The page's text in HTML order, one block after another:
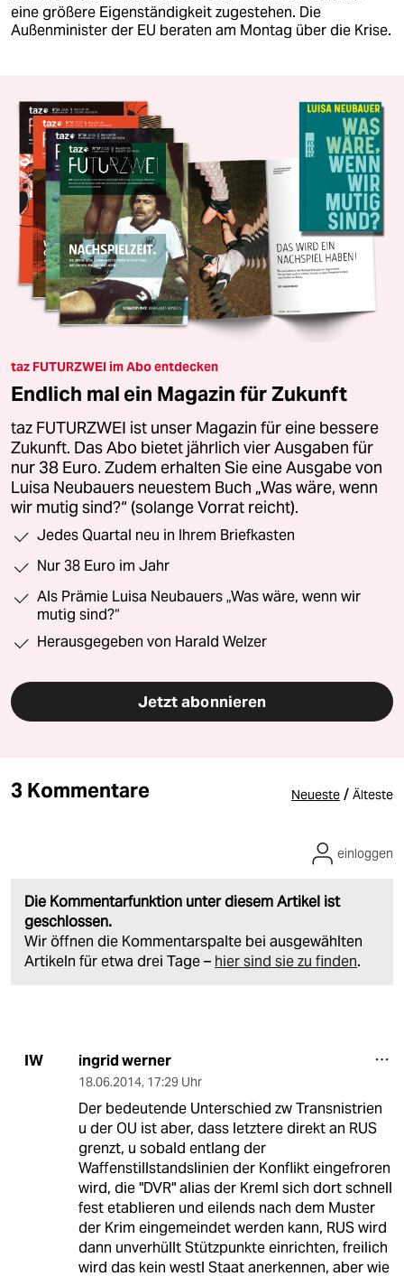
eine größere Eigenständigkeit zugestehen. Die
Außenminister der EU beraten am Montag über die Krise.
taz FUTURZWEI im Abo entdecken
Endlich mal ein Magazin für Zukunft
taz FUTURZWEI ist unser Magazin für eine bessere
Zukunft. Das Abo bietet jährlich vier Ausgaben für
nur 38 Euro. Zudem erhalten Sie eine Ausgabe von
Luisa Neubauers neuestem Buch „Was wäre, wenn
wir mutig sind?“ (solange Vorrat reicht).
Jedes Quartal neu in Ihrem Briefkasten
Nur 38 Euro im Jahr
Als Prämie Luisa Neubauers „Was wäre, wenn wir
mutig sind?“
Herausgegeben von Harald Welzer
Jetzt abonnieren
3 Kommentare Neueste / Älteste
Die Kommentarfunktion unter diesem Artikel ist
geschlossen.
Wir öffnen die Kommentarspalte bei ausgewählten
Artikeln für etwa drei Tage – hier sind sie zu finden.
einloggen
IW ingrid werner
18.06.2014, 17:29 Uhr
Der bedeutende Unterschied zw Transnistrien
u der OU ist aber, dass letztere direkt an RUS
grenzt, u sobald entlang der
Waffenstillstandslinien der Konflikt eingefroren
wird, die "DVR" alias der Kreml sich dort schnell
fest etablieren und eilends nach dem Muster
der Krim eingemeindet werden kann, RUS wird
dann unverhüllt Stützpunkte einrichten, freilich
wird das kein westl Staat anerkennen, aber wie